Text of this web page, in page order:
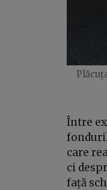
Între
care
ci
față